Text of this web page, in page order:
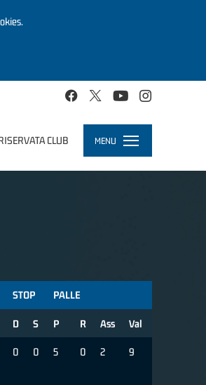
CLUB MENU
Toggle
navigation
STOP PALLE
D S P R Ass Val
0 0 5 0 2 9